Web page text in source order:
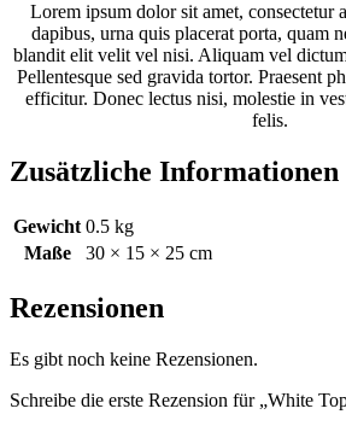
Lorem ipsum dolor sit amet, consectetur
dapibus, urna quis placerat porta, quam
blandit elit velit vel nisi. Aliquam vel
Pellentesque sed gravida tortor. Praesent
efficitur. Donec lectus nisi, molestie in
felis.
Zusätzliche Informationen
Gewicht 0.5 kg
Maße
30 × 15 × 25 cm
Rezensionen
Es gibt noch keine Rezensionen.
Schreibe die erste Rezension für „White